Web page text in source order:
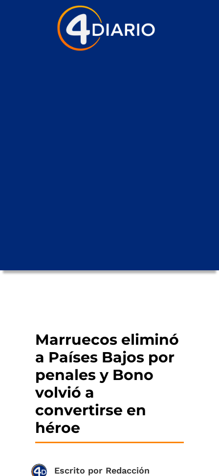
Marruecos eliminó
a Países Bajos por
penales y Bono
volvió a
convertirse en
héroe
Escrito por Redacción